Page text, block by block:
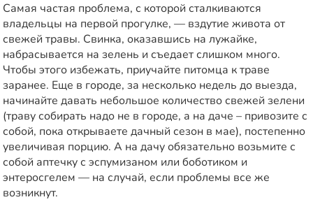
Самая частая проблема, с которой сталкиваются
владельцы на первой прогулке, — вздутие живота от
свежей травы. Свинка, оказавшись на лужайке,
набрасывается на зелень и съедает слишком много.
Чтобы этого избежать, приучайте питомца к траве
заранее. Еще в городе, за несколько недель до выезда,
начинайте давать небольшое количество свежей зелени
(траву собирать надо не в городе, а на даче – привозите с
собой, пока открываете дачный сезон в мае), постепенно
увеличивая порцию. А на дачу обязательно возьмите с
собой аптечкус эспумизаном или боботиком и
энтеросгелем — на случай, если проблемы все же
возникнут.